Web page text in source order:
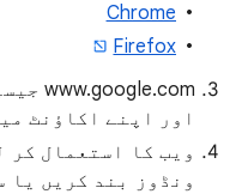
Chrome
Firefox
اور اپنے اکاؤنٹ
ویب کا استعمال کر
ونڈوز بند کریں یا